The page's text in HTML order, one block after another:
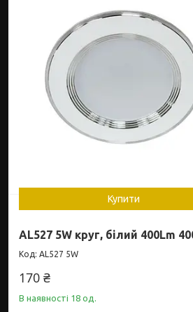
Купити
AL527 5W круг, білий 400Lm
AL527 5W
170 ₴
В наявності 18 од.